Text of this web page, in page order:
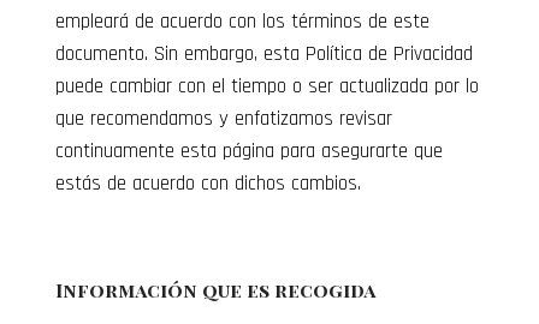
empleará de acuerdo con los términos de este
documento. Sin embargo, esta Política de Privacidad
puede cambiar con el tiempo o ser actualizada por lo
que recomendamos y enfatizamos revisar
continuamente esta página para asegurarte que
estás de acuerdo con dichos cambios.
Información que es recogida